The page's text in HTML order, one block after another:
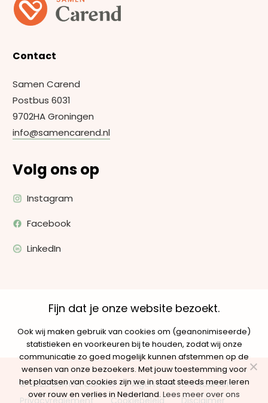
Contact
Samen Carend
Postbus 6031
9702HA Groningen
info@samencarend.nl
Volg ons op
Instagram
Facebook
LinkedIn
© 2025 Samen Carend
Algemene voorwaarden
Privacyreglement
Cookiebeleid Disclaimer
Fijn dat je onze website bezoekt.
Ook wij maken gebruik van cookies om (geanonimiseerde)
statistieken en voorkeuren bij te houden, zodat wij onze
communicatie zo goed mogelijk kunnen afstemmen op de
wensen van onze bezoekers. Met jouw toestemming voor
het plaatsen van cookies zijn we in staat steeds meer leren
over rouw en verlies in Nederland. Lees meer over ons